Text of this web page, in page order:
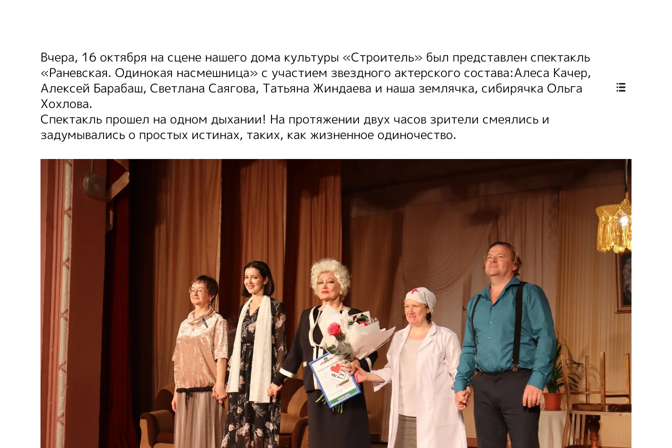
Вчера, 16 октября на сцене нашего дома культуры «Строитель» был представлен спектакль
«Раневская. Одинокая насмешница» с участием звездного актерского состава:Алеса Качер,
Алексей Барабаш, Светлана Саягова, Татьяна Жиндаева и наша землячка, сибирячка Ольга
Хохлова.
Спектакль прошел на одном дыхании! На протяжении двух часов зрители смеялись и
задумывались о простых истинах, таких, как жизненное одиночество.